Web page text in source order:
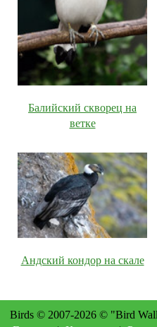
Балийский скворец на
ветке
Андский кондор на скале
Birds © 2007-2026 © "Bird